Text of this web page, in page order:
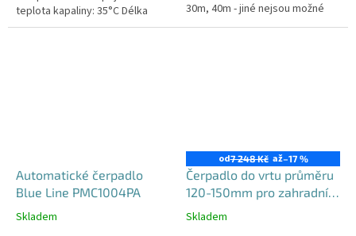
teplota kapaliny: 35°C Délka
kabelu: 10 m
30m, 40m - jiné nejsou možné
Maximální výtlak: 100mMaximální
Automatické čerpadlo
Blue Line PMC1004PA
Průměrné
Skladem
od7 248 Kč až–17 %
Čerpadlo do vrtu průměru
120-150mm pro zahradní
použití, 4STM
Průměrné
Skladem